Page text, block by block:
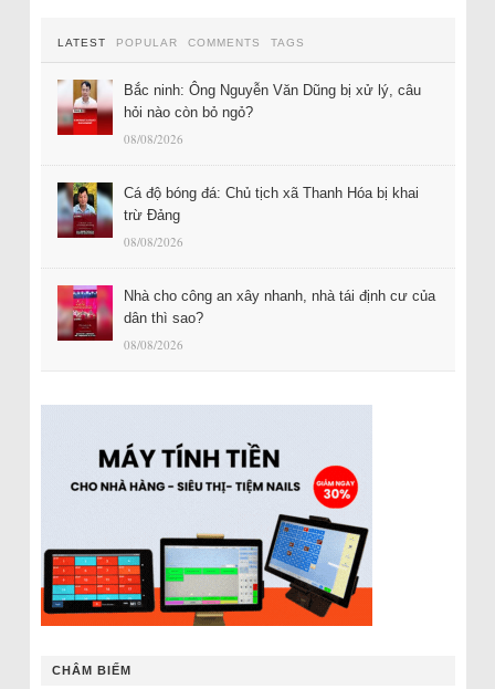
LATEST POPULAR COMMENTS TAGS
Bắc ninh: Ông Nguyễn Văn Dũng bị xử lý, câu
hỏi nào còn bỏ ngỏ?
08/08/2026
Cá độ bóng đá: Chủ tịch xã Thanh Hóa bị khai
trừ Đảng
08/08/2026
Nhà cho công an xây nhanh, nhà tái định cư của
dân thì sao?
08/08/2026
CHÂM BIẾM